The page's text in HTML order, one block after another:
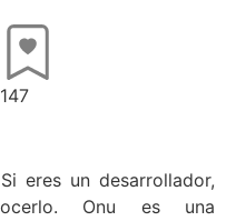
147
eres un desarrollador,
Onu es una